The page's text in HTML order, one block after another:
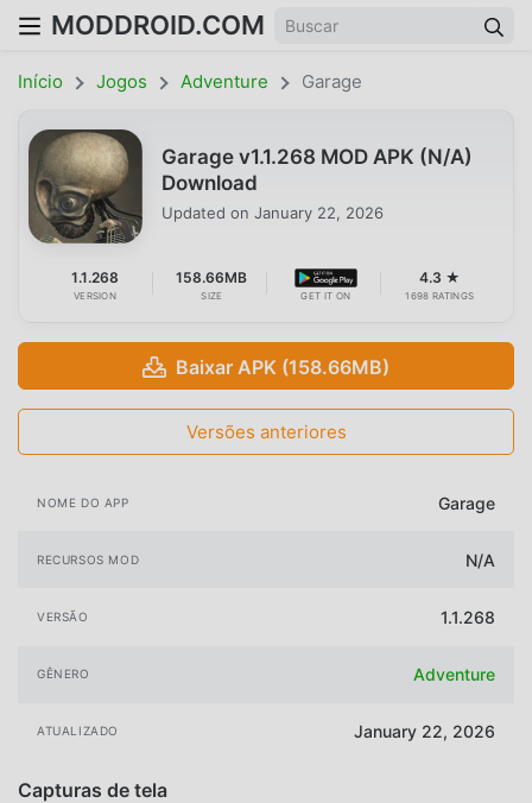
MODDROID.COM
Início Jogos Adventure Garage
Garage v1.1.268 MOD APK (N/A)
Download
Updated on January 22, 2026
1.1.268
VERSION
158.66MB
SIZE GET IT ON
4.3 ★
1698 RATINGS
Baixar APK (158.66MB)
Versões anteriores
NOME DO APP Garage
RECURSOS MOD N/A
VERSÃO 1.1.268
GÊNERO Adventure
ATUALIZADO January 22, 2026
Capturas de tela